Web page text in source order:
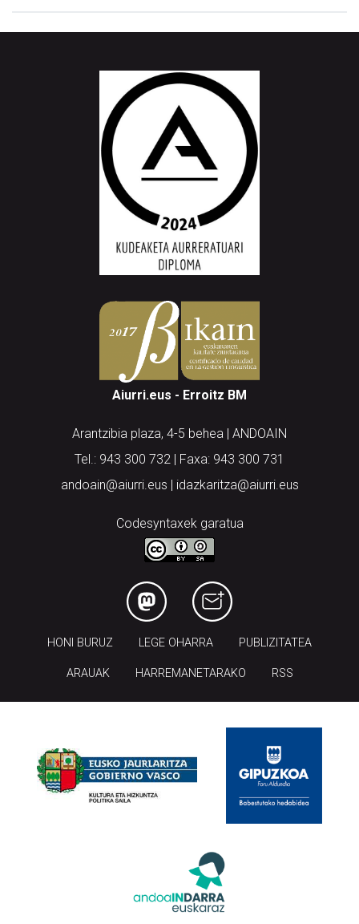
Aiurri.eus - Erroitz BM
Arantzibia plaza, 4-5 behea | ANDOAIN
Tel.: 943 300 732 | Faxa: 943 300 731
andoain@aiurri.eus | idazkaritza@aiurri.eus
Codesyntaxek garatua
HONI BURUZ LEGE OHARRA PUBLIZITATEA
ARAUAK HARREMANETARAKO RSS